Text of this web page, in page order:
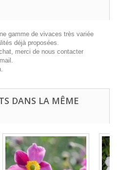
gamme de vivaces très variée
déjà proposées.
merci de nous contacter
DANS LA MÊME